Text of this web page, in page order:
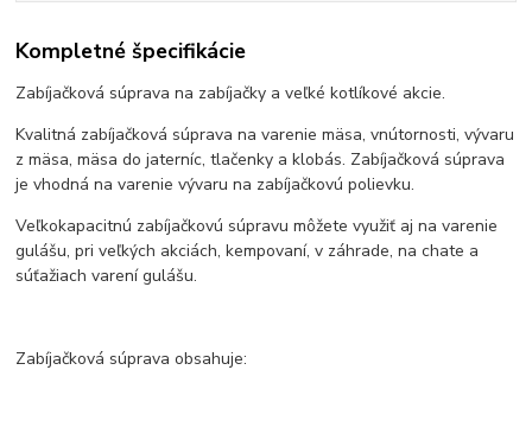
Kompletné špecifikácie
Zabíjačková súprava na zabíjačky a veľké kotlíkové akcie.
Kvalitná zabíjačková súprava na varenie mäsa, vnútornosti, vývaru
z mäsa, mäsa do jaterníc, tlačenky a klobás. Zabíjačková súprava
je vhodná na varenie vývaru na zabíjačkovú polievku.
Veľkokapacitnú zabíjačkovú súpravu môžete využiť aj na varenie
gulášu, pri veľkých akciách, kempovaní, v záhrade, na chate a
súťažiach varení gulášu.
Zabíjačková súprava obsahuje: